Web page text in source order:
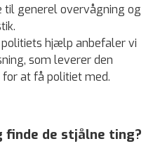
til generel overvågning og
hjælp anbefaler vi
som leverer den
at få politiet med.
finde de stjålne ting?